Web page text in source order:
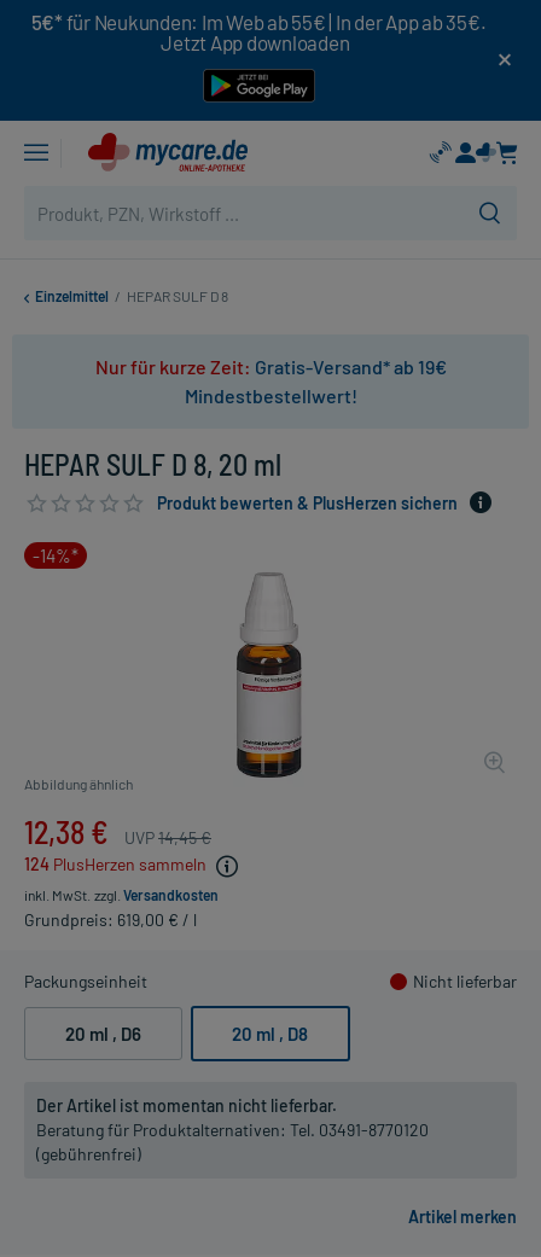
5€* für Neukunden: Im Web ab 55€ | In der App ab 35€.
Jetzt App downloaden
Einzelmittel / HEPAR SULF D 8
Nur für kurze Zeit: Gratis-Versand* ab 19€
Mindestbestellwert!
HEPAR SULF D 8, 20 ml
Produkt bewerten & PlusHerzen sichern
-14%*
Abbildung ähnlich
12,38 € UVP14,45 €
124 PlusHerzen sammeln
inkl. MwSt. zzgl. Versandkosten
Grundpreis: 619,00 € / l
Packungseinheit Nicht lieferbar
20 ml , D6 20 ml , D8
Der Artikel ist momentan nicht lieferbar.
Beratung für Produktalternativen: Tel. 03491-8770120
(gebührenfrei)